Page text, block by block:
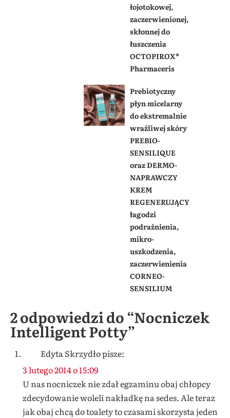
łojotokowej,
zaczerwienionej,
skłonnej do
łuszczenia
OCTOPIROX®
Pharmaceris
Prebiotyczny
płyn micelarny
do ekstremalnie
wrażliwej skóry
PREBIO-
SENSILIQUE
oraz DERMO-
NAPRAWCZY
KREM
REGENERUJĄCY
łagodzi
podrażnienia,
mikro-
uszkodzenia,
zaczerwienienia
CORNEO-
SENSILIUM
2 odpowiedzi do “Nocniczek
Intelligent Potty”
Edyta Skrzydłopisze:
3 lutego 2014 o 15:09
U nas nocniczek nie zdał egzaminu obaj chłopcy
zdecydowanie woleli nakładkę na sedes. Ale teraz
jak obaj chcą do toalety to czasami skorzysta jeden